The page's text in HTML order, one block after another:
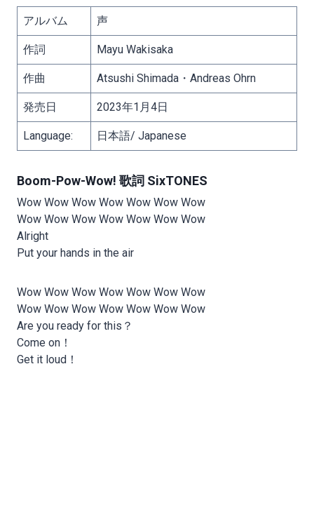
アルバム 声
作詞 Mayu Wakisaka
作曲 Atsushi Shimada・Andreas Ohrn
発売日 2023年1月4日
Language: 日本語/ Japanese
Boom-Pow-Wow! 歌詞 SixTONES
Wow Wow Wow Wow Wow Wow Wow
Wow Wow Wow Wow Wow Wow Wow
Alright
Put your hands in the air
Wow Wow Wow Wow Wow Wow Wow
Wow Wow Wow Wow Wow Wow Wow
Are you ready for this？
Come on！
Get it loud！